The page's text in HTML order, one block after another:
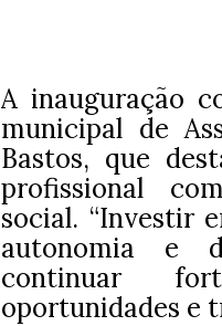
A inauguração
municipal de
Bastos, que
profissional
social. “Investir
autonomia e
continuar
oportunidades e